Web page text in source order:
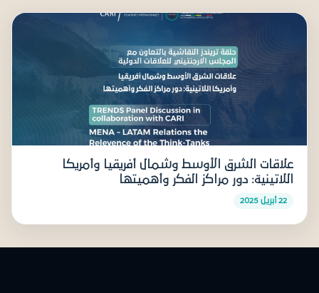
علاقات الشرق الأوسط وشمال أفريقيا وأمريكا
اللاتينية: دور مراكز الفكر وأهميتها
22 أبريل 2025